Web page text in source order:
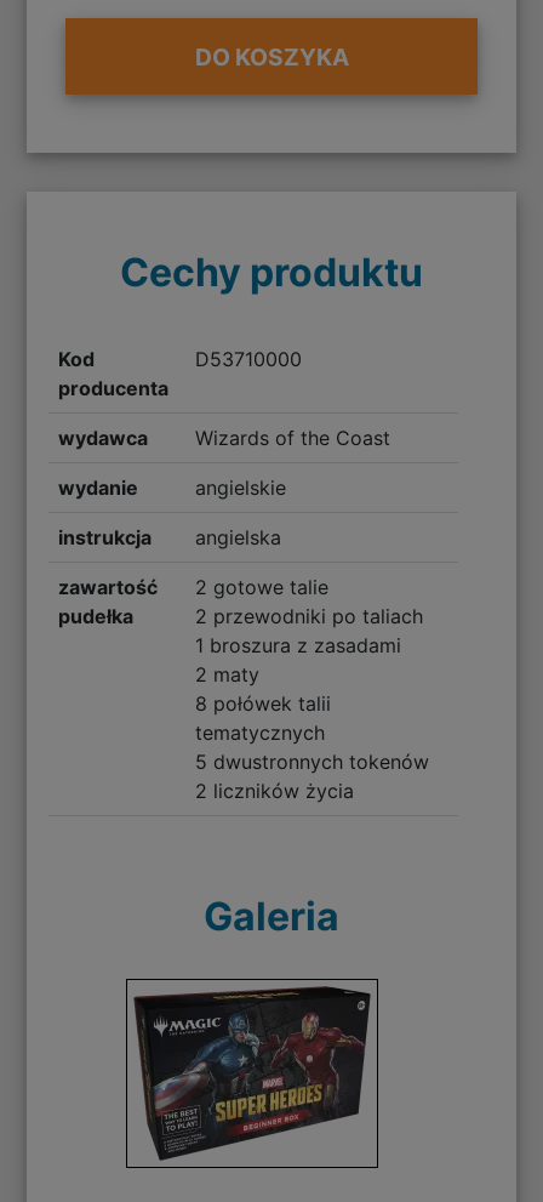
DO KOSZYKA
Cechy produktu
Kod
producenta
D53710000
wydawca Wizards of the Coast
wydanie angielskie
instrukcja angielska
zawartość
pudełka
2 gotowe talie
2 przewodniki po taliach
1 broszura z zasadami
2 maty
8 połówek talii
tematycznych
5 dwustronnych tokenów
2 liczników życia
Galeria